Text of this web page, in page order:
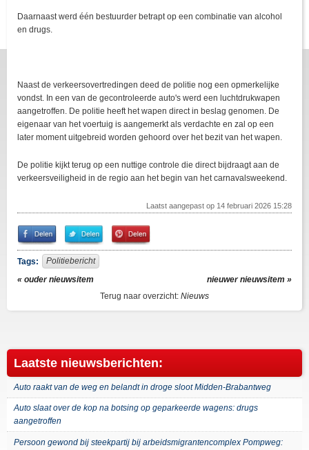
Daarnaast werd één bestuurder betrapt op een combinatie van alcohol
en drugs.
Naast de verkeersovertredingen deed de politie nog een opmerkelijke
vondst. In een van de gecontroleerde auto's werd een luchtdrukwapen
aangetroffen. De politie heeft het wapen direct in beslag genomen. De
eigenaar van het voertuig is aangemerkt als verdachte en zal op een
later moment uitgebreid worden gehoord over het bezit van het wapen.
De politie kijkt terug op een nuttige controle die direct bijdraagt aan de
verkeersveiligheid in de regio aan het begin van het carnavalsweekend.
Laatst aangepast op 14 februari 2026 15:28
Share
on
Facebook
Share
on
Twitter
Pin
It!
Tags:
Politiebericht
« ouder nieuwsitem
nieuwer nieuwsitem »
Terug naar overzicht: Nieuws
Laatste nieuwsberichten:
Auto raakt van de weg en belandt in droge sloot Midden-Brabantweg
Auto slaat over de kop na botsing op geparkeerde wagens: drugs
aangetroffen
Persoon gewond bij steekpartij bij arbeidsmigrantencomplex Pompweg: